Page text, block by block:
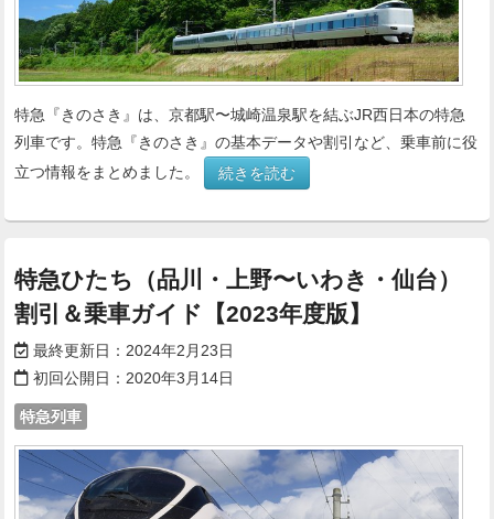
特急『きのさき』は、京都駅〜城崎温泉駅を結ぶJR西日本の特急
列車です。特急『きのさき』の基本データや割引など、乗車前に役
立つ情報をまとめました。
続きを読む
特急ひたち（品川・上野〜いわき・仙台）
割引＆乗車ガイド【2023年度版】
最終更新日： 2024年2月23日
初回公開日： 2020年3月14日
特急列車